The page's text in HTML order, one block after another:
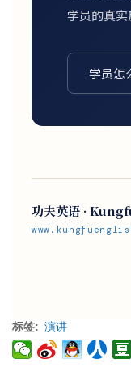
学员的真实
学员
功夫英语 ·
标签 演讲